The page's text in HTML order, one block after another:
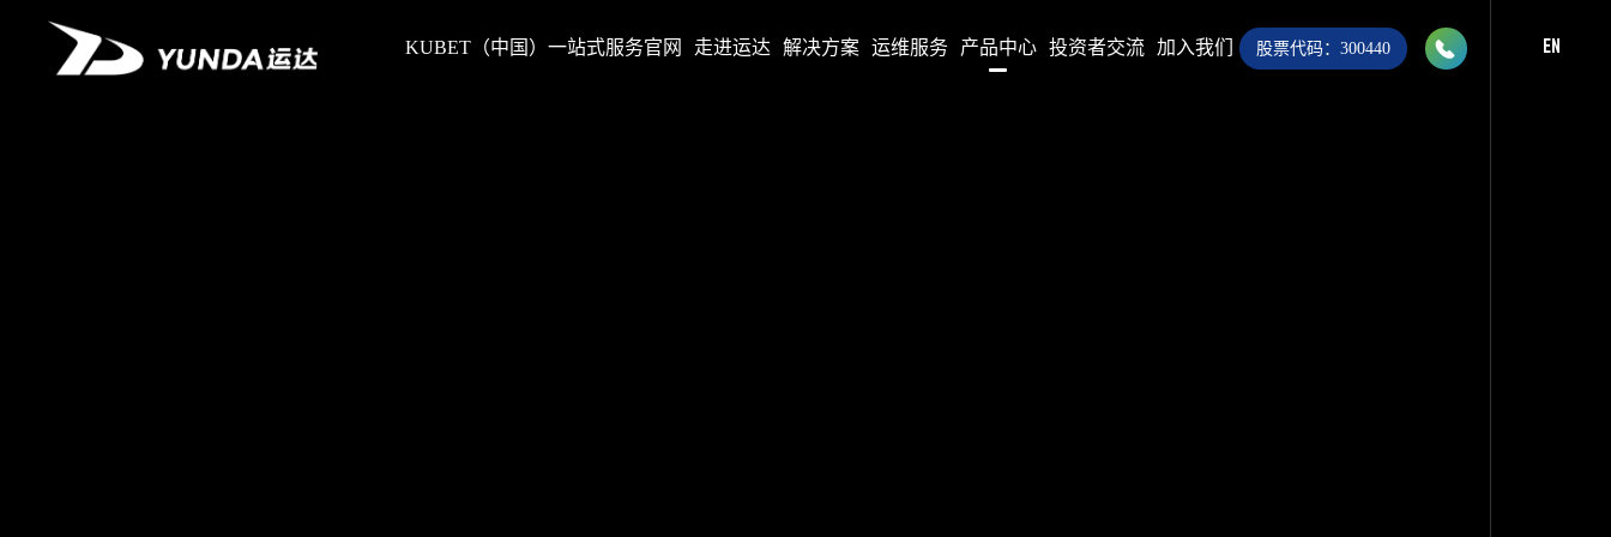
KUBET（中国）一站式服务官网 走进运达 解决方案 运维服务 产品中心 投资者交流 加入我们 股票代码：300440  028-8283 9999
EN